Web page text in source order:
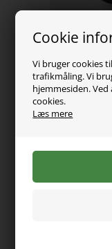
Cookie
Vi bruger cookies
trafikmåling. Vi
hjemmesiden.
cookies.
Læs mere
Vælg Størrelse